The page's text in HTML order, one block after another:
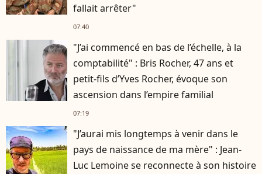
fallait arrêter"
07:40
"J’ai commencé en bas de l’échelle, à la
comptabilité" : Bris Rocher, 47 ans et
petit-fils d’Yves Rocher, évoque son
ascension dans l’empire familial
07:19
"J’aurai mis longtemps à venir dans le
pays de naissance de ma mère" : Jean-
Luc Lemoine se reconnecte à son histoire